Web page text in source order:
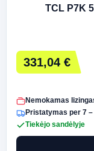
TCL P7K
331,04 €
Nemokamas
Pristatymas per 7 –
Tiekėjo sandėlyje